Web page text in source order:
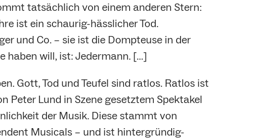
tatsächlich von einem anderen Stern:
ist ein schaurig-hässlicher Tod.
und Co. – sie ist die Dompteuse in der
haben will, ist: Jedermann. […]
Gott, Tod und Teufel sind ratlos. Ratlos ist
Peter Lund in Szene gesetztem Spektakel
der Musik. Diese stammt von
Musicals – und ist hintergründig-